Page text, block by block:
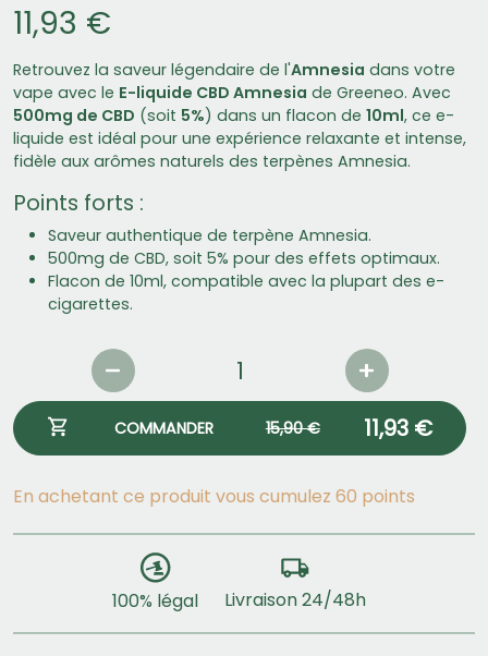
11,93 €
Retrouvez la saveur légendaire de l'Amnesia dans votre
vape avec le E-liquide CBD Amnesia de Greeneo. Avec
500mg de CBD (soit 5%) dans un flacon de 10ml, ce e-
liquide est idéal pour une expérience relaxante et intense,
fidèle aux arômes naturels des terpènes Amnesia.
Points forts :
Saveur authentique de terpène Amnesia.
500mg de CBD, soit 5% pour des effets optimaux.
Flacon de 10ml, compatible avec la plupart des e-
cigarettes.
COMMANDER 15,90 € 11,93 €
En achetant ce produit vous cumulez 60 points
100% légal Livraison 24/48h